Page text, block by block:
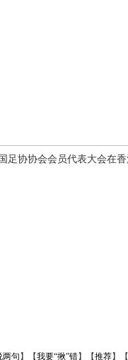
协协会会员代表大会在香
两句 】【我要“揪”错】【推荐】